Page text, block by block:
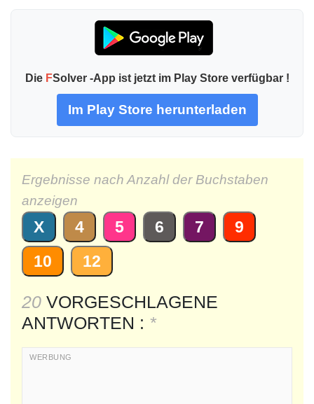
Die FSolver -App ist jetzt im Play Store verfügbar !
Im Play Store herunterladen
Ergebnisse nach Anzahl der Buchstaben
anzeigen
X 4 5 6 7
9
10
12
20 VORGESCHLAGENE
ANTWORTEN : *